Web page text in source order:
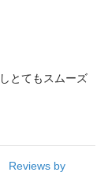
とてもスムーズ
Reviews by